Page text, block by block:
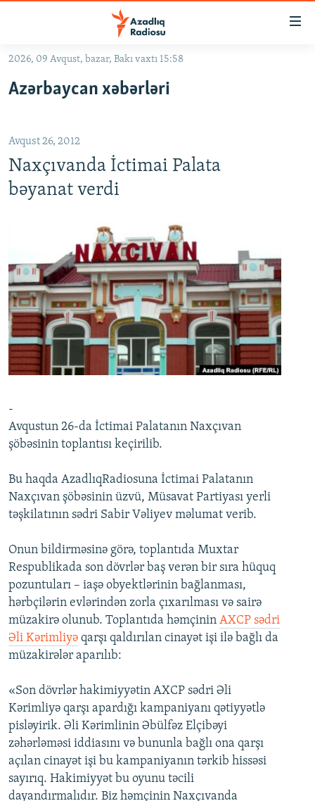
Əsas
qayıt
qayıt
Axtarışa
keç
#ƏSLINDƏ
FƏRQƏ BAX
QANUNI DOĞRU
MULTIMEDIA
VIDEO
FOTOQALEREYA
İNFOQRAFIKA
KARIKATURA
RADIO ARXIV
OXU ZALI
AZƏRBAYCAN ƏDƏBIYYATI KITABXANASI
İSLAM VƏ DEMOKRATIYA
HAQQIMIZDA
MISSIYAMIZ
PEŞƏ ETIKASI VƏ JURNALISTIKA STANDARTLARIMIZ
BIZIMLƏ ƏLAQƏ
BIZI IZLƏ
2026, 09 Avqust, bazar, Bakı vaxtı 15:58
Azərbaycan xəbərləri
Avqust 26, 2012
Naxçıvanda İctimai Palata
bəyanat verdi
-
Avqustun 26-da İctimai Palatanın Naxçıvan
şöbəsinin toplantısı keçirilib.
Bu haqda AzadlıqRadiosuna İctimai Palatanın
Naxçıvan şöbəsinin üzvü, Müsavat Partiyası yerli
təşkilatının sədri Sabir Vəliyev məlumat verib.
Onun bildirməsinə görə, toplantıda Muxtar
Respublikada son dövrlər baş verən bir sıra hüquq
pozuntuları – iaşə obyektlərinin bağlanması,
hərbçilərin evlərindən zorla çıxarılması və sairə
müzakirə olunub. Toplantıda həmçinin AXCP sədri
Əli Kərimliyə qarşı qaldırılan cinayət işi ilə bağlı da
müzakirələr aparılıb:
«Son dövrlər hakimiyyətin AXCP sədri Əli
Kərimliyə qarşı apardığı kampaniyanı qətiyyətlə
pisləyirik. Əli Kərimlinin Əbülfəz Elçibəyi
zəhərləməsi iddiasını və bununla bağlı ona qarşı
açılan cinayət işi bu kampaniyanın tərkib hissəsi
sayırıq. Hakimiyyət bu oyunu təcili
dayandırmalıdır. Biz həmçinin Naxçıvanda